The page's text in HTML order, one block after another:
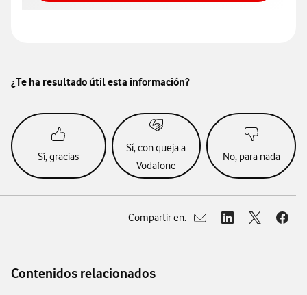
¿Te ha resultado útil esta información?
Sí, gracias
Sí, con queja a
Vodafone
No, para nada
Compartir en:
Abrir ventana para
Abrir ventana
Abrir Abrir
Contenidos relacionados